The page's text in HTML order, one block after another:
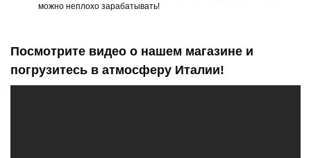
можно неплохо зарабатывать!
Посмотрите видео о нашем магазине и
погрузитесь в атмосферу Италии!